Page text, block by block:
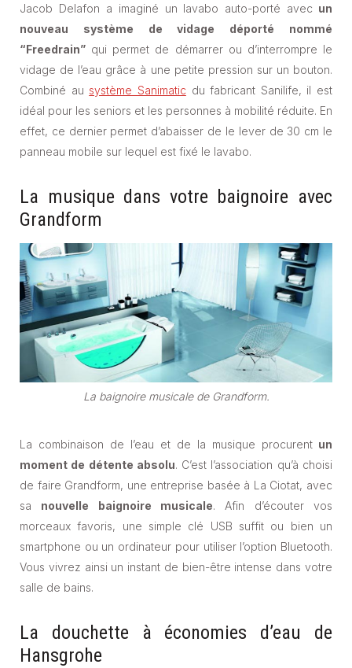
Jacob Delafon a imaginé un lavabo auto-porté avec un
nouveau système de vidage déporté nommé
“Freedrain” qui permet de démarrer ou d’interrompre le
vidage de l’eau grâce à une petite pression sur un bouton.
Combiné au système Sanimaticdu fabricant Sanilife, il est
idéal pour les seniors et les personnes à mobilité réduite. En
effet, ce dernier permet d’abaisser de le lever de 30 cm le
panneau mobile sur lequel est fixé le lavabo.
La musique dans votre baignoire avec
Grandform
La baignoire musicale de Grandform.
La combinaison de l’eau et de la musique procurent un
moment de détente absolu. C’est l’association qu’à choisi
de faire Grandform, une entreprise basée à La Ciotat, avec
sa nouvelle baignoire musicale. Afin d’écouter vos
morceaux favoris, une simple clé USB suffit ou bien un
smartphone ou un ordinateur pour utiliser l’option Bluetooth.
Vous vivrez ainsi un instant de bien-être intense dans votre
salle de bains.
La douchette à économies d’eau de
Hansgrohe